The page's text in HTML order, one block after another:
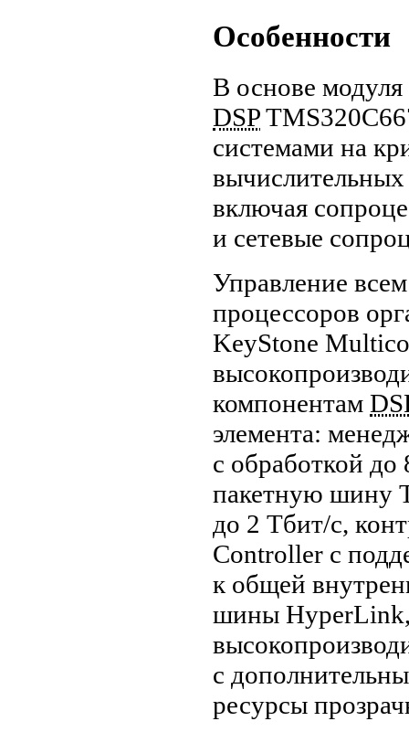
Особенности
В основе модуля
DSP
системами на
включая
и сетевые
Управление
процессоров
KeyStone
компонентам
элемента:
с обработкой
пакетную шину
до 2 Тбит/с,
Controller с
к общей
шины HyperLink,
с
ресурсы